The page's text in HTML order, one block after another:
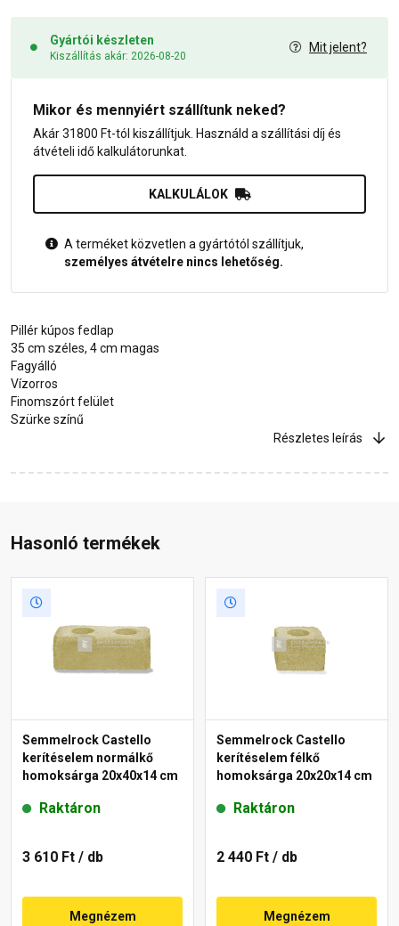
Gyártói készleten
Kiszállítás akár: 2026-08-20
Mit jelent?
Mikor és mennyiért szállítunk neked?
Akár 31800 Ft-tól kiszállítjuk. Használd a szállítási díj és
átvételi idő kalkulátorunkat.
KALKULÁLOK
A terméket közvetlen a gyártótól szállítjuk,
személyes átvételre nincs lehetőség.
Pillér kúpos fedlap
35 cm széles, 4 cm magas
Fagyálló
Vízorros
Finomszórt felület
Szürke színű
Részletes leírás
Hasonló termékek
Semmelrock Castello
kerítéselem normálkő
homoksárga 20x40x14 cm
Raktáron
3 610 Ft / db
Megnézem
Semmelrock Castello
kerítéselem félkő
homoksárga 20x20x14 cm
Raktáron
2 440 Ft / db
Megnézem